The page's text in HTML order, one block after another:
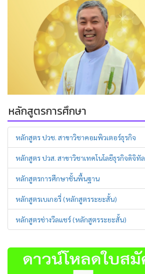
หลักสูตรการศึกษา
หลักสูตร ปวช. สาขาวิชาคอมพิวเตอร์ธุรกิจ
หลักสูตร ปวส. สาขาวิชาเทคโนโลยีธุรกิจดิจิทัล
หลักสูตรการศึกษาชั้นพื้นฐาน
หลักสูตรเบเกอรี่ (หลักสูตรระยะสั้น)
หลักสูตรช่างวีลแชร์ (หลักสูตรระยะสั้น)